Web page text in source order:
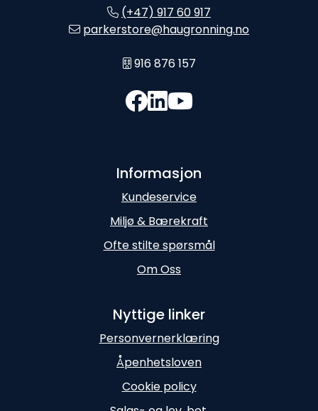
(+47) 917 60 917
parkerstore@haugronning.no
916 876 157
Informasjon
Kundeservice
Miljø & Bærekraft
Ofte stilte spørsmål
Om Oss
Nyttige linker
Personvernerklæring
Åpenhetsloven
Cookie policy